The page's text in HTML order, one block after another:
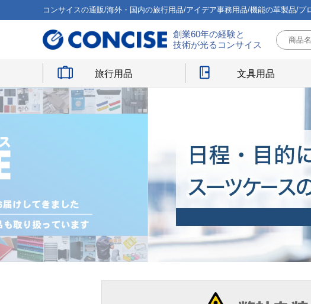
コンサイスの通販/海外・国内の旅行用品/アイデア事務用品/機能の革製品/プ
創業60年の経験と
技術が光るコンサイス
旅行用品 文具用品